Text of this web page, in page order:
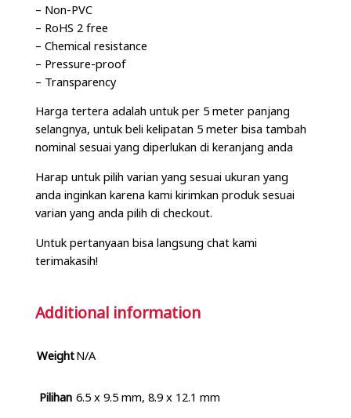
– Non-PVC
– RoHS 2 free
– Chemical resistance
– Pressure-proof
– Transparency
Harga tertera adalah untuk per 5 meter panjang
selangnya, untuk beli kelipatan 5 meter bisa tambah
nominal sesuai yang diperlukan di keranjang anda
Harap untuk pilih varian yang sesuai ukuran yang
anda inginkan karena kami kirimkan produk sesuai
varian yang anda pilih di checkout.
Untuk pertanyaan bisa langsung chat kami
terimakasih!
Additional information
WeightN/A
Pilihan 6.5 x 9.5 mm, 8.9 x 12.1 mm